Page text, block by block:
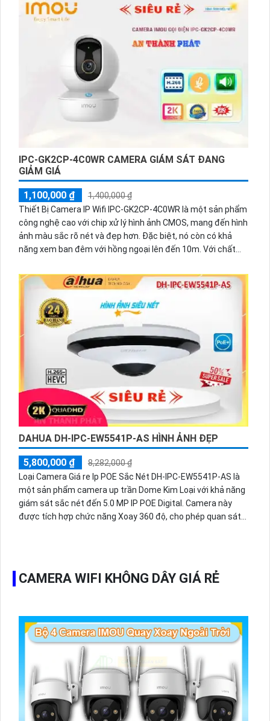
trời và thân kim loại chính hãng, camera này đảm bảo sự
bền bỉ và chống thời tiết xấu.
Thiết bị này còn tích hợp công nghệ IP POE, giúp dễ dàng
tích hợp với nhiều hệ thống khác nhau. Ngoài ra, camera
còn có khả năng chống trộm hiệu quả và báo động khi phát
hiện chuyển động, giúp bảo vệ an ninh tốt hơn.
IPC-GK2CP-4C0WR CAMERA GIÁM SÁT ĐANG
GIẢM GIÁ
1,100,000 ₫
1,400,000 ₫
Thiết Bị Camera IP Wifi IPC-GK2CP-4C0WR là một sản phẩm
công nghệ cao với chip xử lý hình ảnh CMOS, mang đến hình
ảnh màu sắc rõ nét và đẹp hơn. Đặc biệt, nó còn có khả
năng xem ban đêm với hồng ngoại lên đến 10m. Với chất
dụng công nghệ IP Wifi để xử lý hình ảnh sáng đẹp và độ nét
tuyệt vời. Ngoài ra, thiết bị còn hổ trợ thẻ nhớ tích hợp và
công nghệ nhìn đêm chất lượng Hồng Ngoại Smart IR, giúp
xử lý chói sáng tốt.
DAHUA DH-IPC-EW5541P-AS HÌNH ẢNH ĐẸP
5,800,000 ₫
8,282,000 ₫
Loại Camera Giá re Ip POE Sắc Nét DH-IPC-EW5541P-AS là
một sản phẩm camera up trần Dome Kim Loại với khả năng
giám sát sắc nét đến 5.0 MP IP POE Digital. Camera này
được tích hợp chức năng Xoay 360 độ, cho phép quan sát
ban đêm sáng đẹp với công nghệ Hồng Ngoại 10m. Sử dụng
công nghệ Hồng Ngoại SMD, camera cho phép nhìn rõ ràng
giữ an ninh cho các khu vực tối.
CAMERA WIFI KHÔNG DÂY GIÁ RẺ